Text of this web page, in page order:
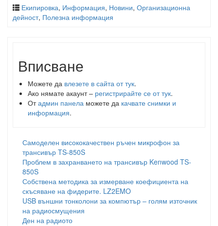
Екипировка, Информация, Новини, Организационна
дейност, Полезна информация
Вписване
Можете да влезете в сайта от тук.
Ако нямате акаунт – регистрирайте се от тук.
Отадмин панела можете да качвате снимки и
информация.
Самоделен висококачествен ръчен микрофон за
трансивър TS-850S
Проблем в захранването на трансивър Kenwood TS-
850S
Собствена методика за измерване коефициента на
скъсяване на фидерите. LZ2EMO
USB външни тонколони за компютър – голям източник
на радиосмущения
Ден на радиото